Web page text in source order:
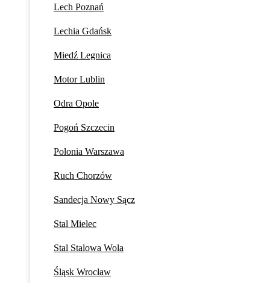
Lech Poznań
Lechia Gdańsk
Miedź Legnica
Motor Lublin
Odra Opole
Pogoń Szczecin
Polonia Warszawa
Ruch Chorzów
Sandecja Nowy Sącz
Stal Mielec
Stal Stalowa Wola
Śląsk Wrocław